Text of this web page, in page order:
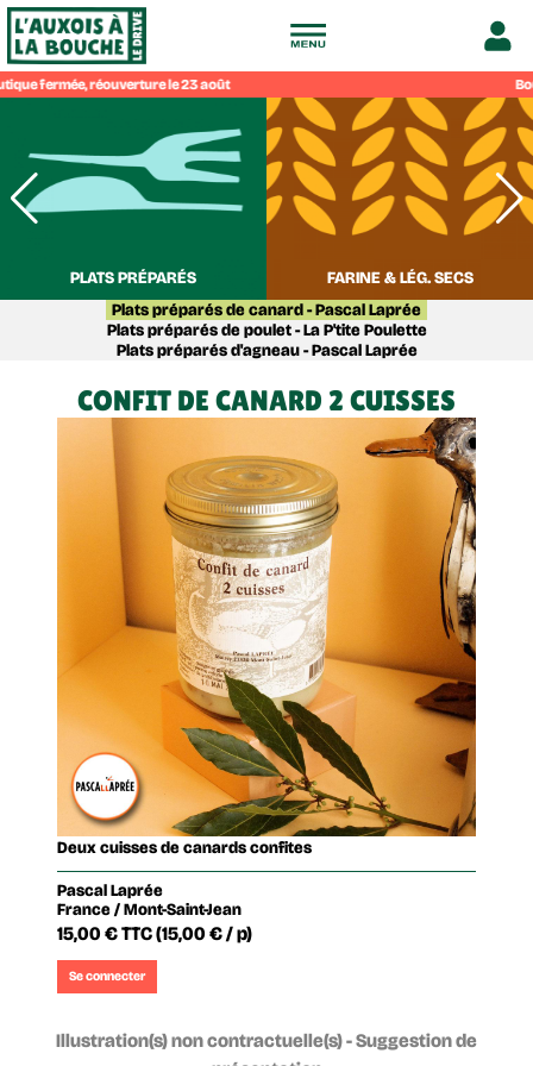
de
à
la
bouche
PLATS PRÉPARÉS
FARINE & LÉG. SECS
Plats préparés de canard - Pascal Laprée
Plats préparés de poulet - La P'tite Poulette
Plats préparés d'agneau - Pascal Laprée
CONFIT DE CANARD 2 CUISSES
Deux cuisses de canards confites
Pascal Laprée
France / Mont-Saint-Jean
15,00 €TTC(15,00 € / p)
Se connecter